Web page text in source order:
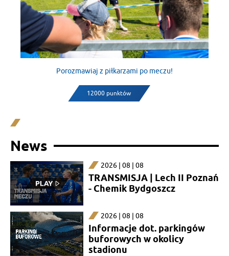
Porozmawiaj z piłkarzami po meczu!
12000 punktów
News
2026 | 08 | 08
TRANSMISJA | Lech II Poznań
- Chemik Bydgoszcz
2026 | 08 | 08
Informacje dot. parkingów
buforowych w okolicy
stadionu